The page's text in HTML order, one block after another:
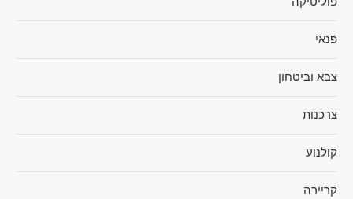
פנאי
צבא וביטחון
צרכנות
קולנוע
קריירה